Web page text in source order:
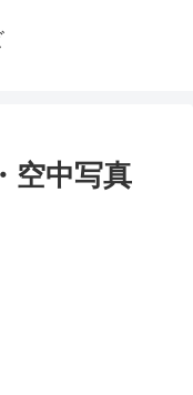
空中写真